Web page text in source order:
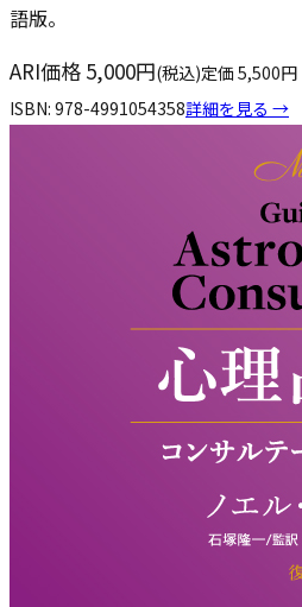
語版。
ARI価格 5,000円(税込)定価 5,500円
ISBN: 978-4991054358詳細を見る →